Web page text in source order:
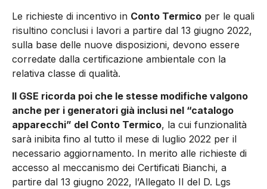
Le richieste di incentivo in Conto Termico per le quali
risultino conclusi i lavori a partire dal 13 giugno 2022,
sulla base delle nuove disposizioni, devono essere
corredate dalla certificazione ambientale con la
relativa classe di qualità.
Il GSE ricorda poi che le stesse modifiche valgono
anche per i generatori già inclusi nel “catalogo
apparecchi” del Conto Termico, la cui funzionalità
sarà inibita fino al tutto il mese di luglio 2022 per il
necessario aggiornamento. In merito alle richieste di
accesso al meccanismo dei Certificati Bianchi, a
partire dal 13 giugno 2022, l’Allegato II del D. Lgs